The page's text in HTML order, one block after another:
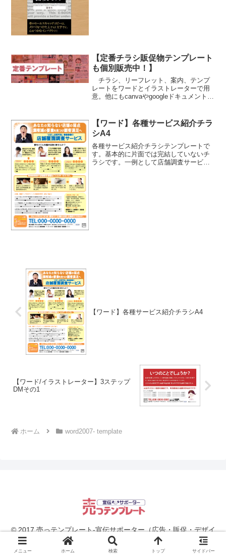
【定番チラシ販促物テンプレート
も個別販売中！】
チラシ、リーフレット、案内、テンプ
レートをワードとイラストレーターで用
意。他にもcanvaやgoogleドキュメント版
【ワード】各種サービス紹介チラ
シA4
各種サービス紹介チラシテンプレートで
す。基本的に片面では完結していないチ
ラシです。一例として店舗調査サービス
【ワード】各種サービス紹介チラシA4
【ワード/イラストレーター】3ステップ
DMその1
ホーム word2007- template
© 2017 売っテンプレート-宣伝サポーター（広告・販促・デザイ
ン）.
メニュー ホーム 検索 トップ サイドバー